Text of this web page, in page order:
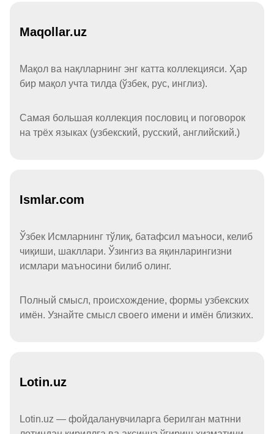
Maqollar.uz
Мақол ва нақлларнинг энг катта коллекцияси. Ҳар
бир мақол учта тилда (ўзбек, рус, инглиз).
Самая большая коллекция пословиц и поговорок
на трёх языках (узбекский, русский, английский.)
Ismlar.com
Ўзбек Исмларнинг тўлиқ, батафсил маъноси, келиб
чиқиши, шакллари. Ўзингиз ва яқинларингизни
исмлари маъносини билиб олинг.
Полный смысл, происхождение, формы узбекских
имён. Узнайте смысл своего имени и имён близких.
Lotin.uz
Lotin.uz — фойдаланувчиларга берилган матнни